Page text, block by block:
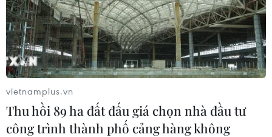
vietnamplus.vn
Thu hồi 89 ha đất đấu giá chọn nhà đầu tư
công trình thành phố cảng hàng không